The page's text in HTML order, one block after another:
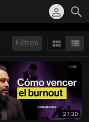
Filtros
Mostrar:
Resultados/Pág.:
27:30